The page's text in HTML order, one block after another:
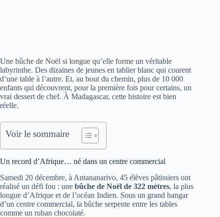
Une bûche de Noël si longue qu’elle forme un véritable
labyrinthe. Des dizaines de jeunes en tablier blanc qui courent
d’une table à l’autre. Et, au bout du chemin, plus de 10 000
enfants qui découvrent, pour la première fois pour certains, un
vrai dessert de chef. À Madagascar, cette histoire est bien
réelle.
Voir le sommaire
Un record d’Afrique… né dans un centre commercial
Samedi 20 décembre, à Antananarivo, 45 élèves pâtissiers ont
réalisé un défi fou : une bûche de Noël de 322 mètres, la plus
longue d’Afrique et de l’océan Indien. Sous un grand hangar
d’un centre commercial, la bûche serpente entre les tables
comme un ruban chocolaté.